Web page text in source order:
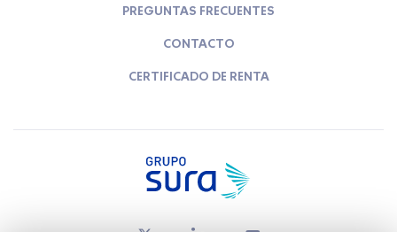
PREGUNTAS FRECUENTES
CONTACTO
CERTIFICADO DE RENTA